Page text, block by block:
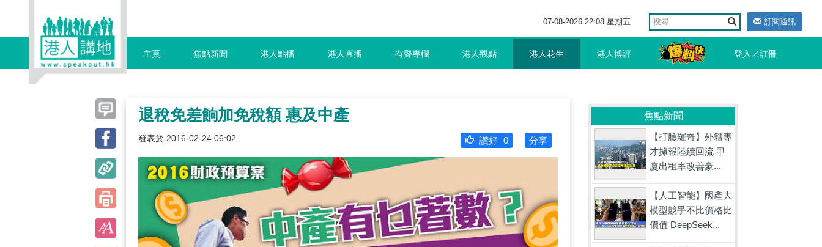
07-08-2026 22:08 星期五 訂閱通訊
主頁 焦點新聞 港人點播 港人直播 有聲專欄 港人觀點 港人花生 港人博評 登入／註冊
退稅免差餉加免稅額 惠及中產
發表於 2016-02-24 06:02 分享
讚好 0
焦點新聞
【打臉羅奇】外籍專
才據報陸續回流 甲
廈出租率改善豪...
【人工智能】國產大
模型競爭不比價格比
價值 DeepSeek...